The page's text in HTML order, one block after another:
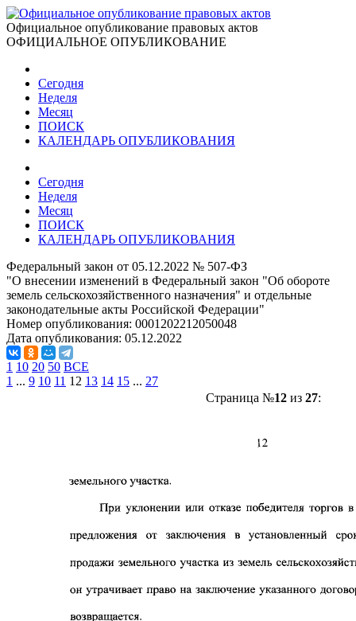
Официальное опубликование правовых актов
ОФИЦИАЛЬНОЕ ОПУБЛИКОВАНИЕ
Сегодня
Неделя
Месяц
ПОИСК
КАЛЕНДАРЬ ОПУБЛИКОВАНИЯ
Сегодня
Неделя
Месяц
ПОИСК
КАЛЕНДАРЬ ОПУБЛИКОВАНИЯ
Федеральный закон от 05.12.2022 № 507-ФЗ
"О внесении изменений в Федеральный закон "Об обороте
земель сельскохозяйственного назначения" и отдельные
законодательные акты Российской Федерации"
Номер опубликования: 0001202212050048
Дата опубликования: 05.12.2022
1 10 20 50 ВСЕ
1 ... 9 10 11 12 13 14 15 ... 27
Страница №12из 27: